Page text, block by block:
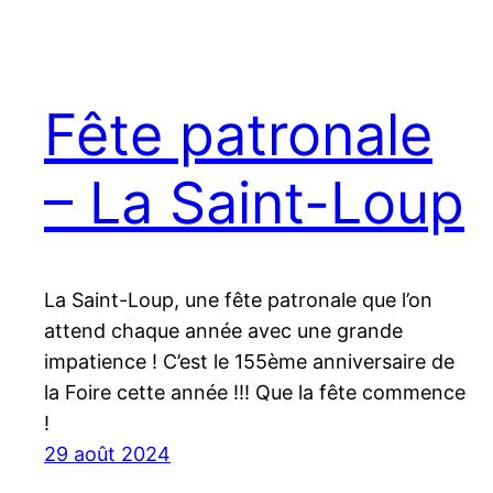
Fête patronale
– La Saint-Loup
La Saint-Loup, une fête patronale que l’on
attend chaque année avec une grande
impatience ! C’est le 155ème anniversaire de
la Foire cette année !!! Que la fête commence
!
29 août 2024